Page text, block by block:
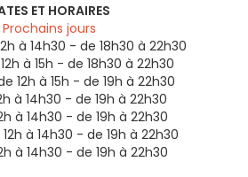
ET HORAIRES
Prochains jours
à 14h30 - de 18h30 à 22h30
à 15h - de 18h30 à 22h30
12h à 15h - de 19h à 22h30
à 14h30 - de 19h à 22h30
à 14h30 - de 19h à 22h30
à 14h30 - de 19h à 22h30
à 14h30 - de 19h à 22h30